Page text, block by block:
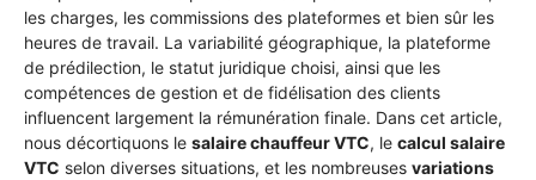
les charges, les commissions des plateformes et bien sûr les
heures de travail. La variabilité géographique, la plateforme
de prédilection, le statut juridique choisi, ainsi que les
compétences de gestion et de fidélisation des clients
influencent largement la rémunération finale. Dans cet article,
nous décortiquons le salaire chauffeur VTC, le calcul salaire
VTC selon diverses situations, et les nombreuses variations